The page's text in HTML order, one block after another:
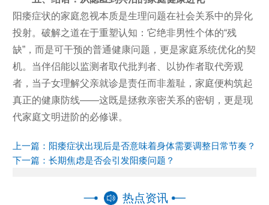
阳痿症状的家庭忽视本质是生理问题在社会关系中的异化
投射。破解之道在于重塑认知：它绝非男性个体的“残
缺”，而是可干预的普通健康问题，更是家庭系统优化的契
机。当伴侣能以监测者取代批判者、以协作者取代旁观
者，当子女理解父亲就诊是责任而非羞耻，家庭便构筑起
真正的健康防线——这既是拯救亲密关系的密钥，更是现
代家庭文明进阶的必修课。
上一篇： 阳痿症状出现后是否意味着身体需要调整日常节奏？
下一篇： 长期焦虑是否会引发阳痿问题？
热点资讯